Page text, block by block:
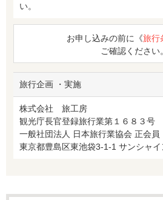
い。
お申し込みの前に《旅行
ご確認ください。
旅行企画 ・実施
株式会社 旅工房
観光庁長官登録旅行業第１６８３号
一般社団法人 日本旅行業協会 正会員
東京都豊島区東池袋3-1-1 サンシャ